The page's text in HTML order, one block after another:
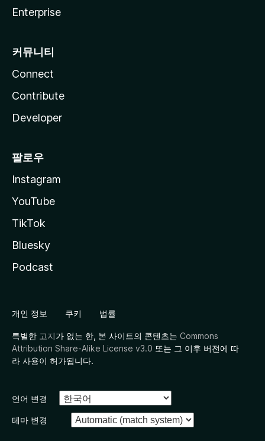
Enterprise
커뮤니티
Connect
Contribute
Developer
팔로우
Instagram
YouTube
TikTok
Bluesky
Podcast
개인 정보 쿠키 법률
특별한 고지가 없는 한, 본 사이트의 콘텐츠는 Commons
Attribution Share-Alike License v3.0 또는 그 이후 버전에 따
라 사용이 허가됩니다.
언어 변경
테마 변경